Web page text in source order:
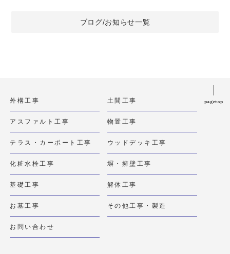
ブログ/お知らせ一覧
外構工事 土間工事
アスファルト工事 物置工事
テラス・カーポート工事 ウッドデッキ工事
化粧水栓工事 塀・擁壁工事
基礎工事 解体工事
お墓工事 その他工事・製造
お問い合わせ
pagetop